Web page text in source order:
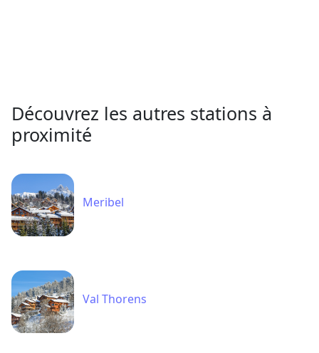
Découvrez les autres stations à
proximité
Meribel
Val Thorens